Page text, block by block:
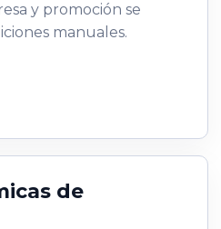
y promoción se
manuales.
de